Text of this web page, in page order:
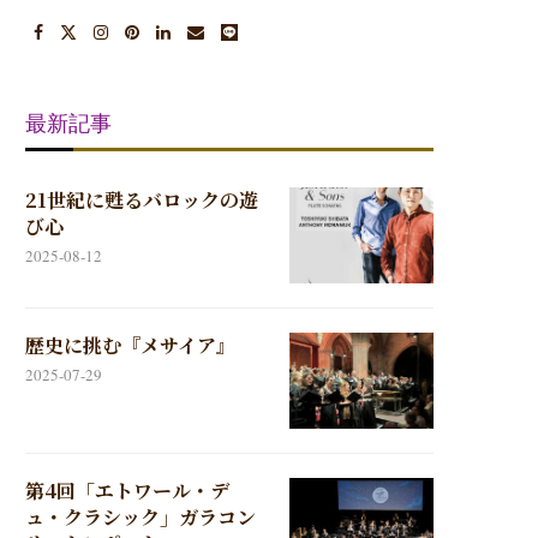
最新記事
21世紀に甦るバロックの遊
び心
2025-08-12
歴史に挑む『メサイア』
2025-07-29
第4回「エトワール・デ
ュ・クラシック」ガラコン